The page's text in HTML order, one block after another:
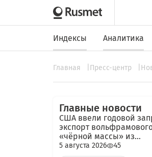
Индексы Аналитика
Главная Пресс-центр
Главные новости
США ввели годовой
экспорт
«чёрной массы» из
аккумуляторов
5 августа 2026
45